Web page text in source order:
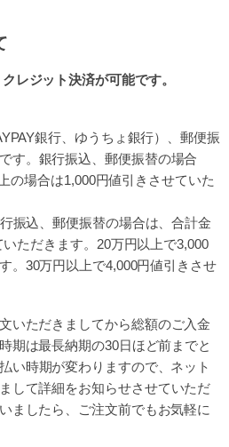
レジット決済が可能です。
銀行、ゆうちょ銀行）、郵便振
す。 銀行振込、郵便振替の場合
の場合は1,000円値引きさせていた
振込、郵便振替の場合は、合計金
ただきます。 20万円以上で3,000
。 30万円以上で4,000円値引きさせ
いただきましてから総額のご入金
期は最長納期の30日ほど前までと
い時期が変わりますので、ネット
して詳細をお知らせさせていただ
ましたら、ご注文前でもお気軽に
さい。